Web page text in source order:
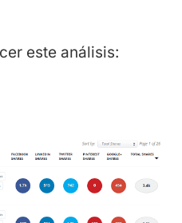
este análisis: